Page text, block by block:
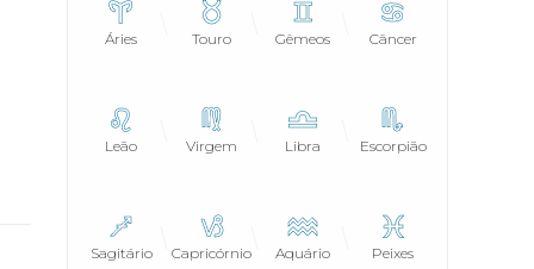
Áries Touro Gêmeos Câncer
Leão Virgem Libra Escorpião
Sagitário Capricórnio Aquário Peixes